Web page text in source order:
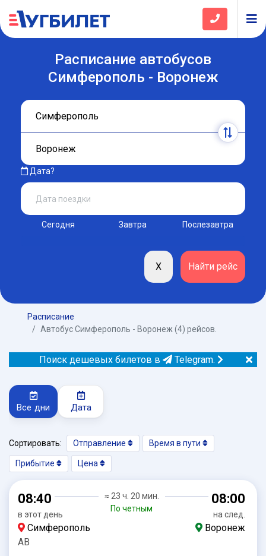
Расписание автобусов
Симферополь - Воронеж
Дата?
Сегодня Завтра Послезавтра
Расписание
Автобус Симферополь - Воронеж (4) рейсов.
Поиск дешевых билетов в Telegram.
Все дни Дата
Сортировать: Отправление Время в пути
Прибытие Цена
08:40
в этот день
≈ 23 ч. 20 мин.
По четным
08:00
на след.
Симферополь
Воронеж
АВ